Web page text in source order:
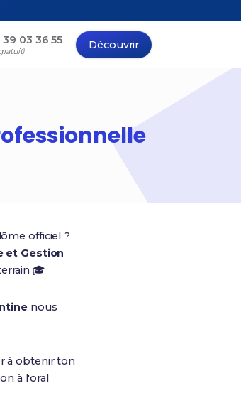
39 03 36 55 Découvrir
officiel ?
et Gestion
🎓
nous
à obtenir ton
à l'oral